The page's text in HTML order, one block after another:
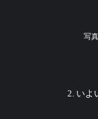
写
2. いよ